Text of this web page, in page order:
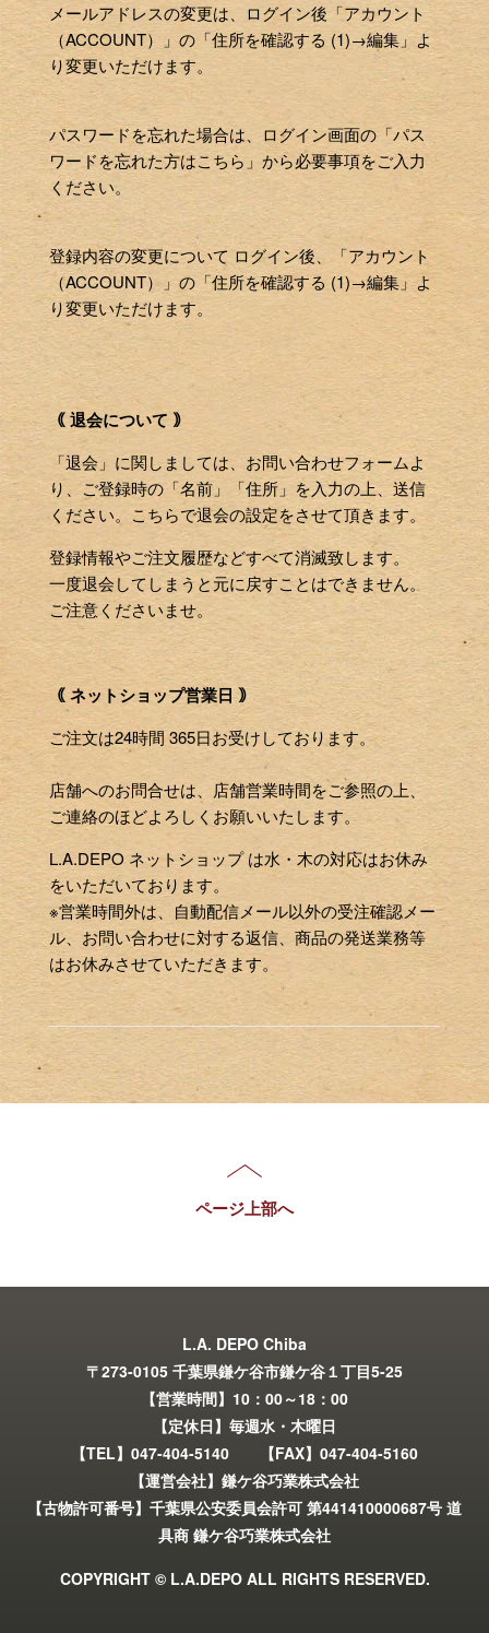
メールアドレスの変更は、ログイン後「アカウント
（ACCOUNT）」の「住所を確認する (1)→編集」よ
り変更いただけます。
パスワードを忘れた場合は、ログイン画面の「パス
ワードを忘れた方はこちら」から必要事項をご入力
ください。
登録内容の変更について ログイン後、「アカウント
（ACCOUNT）」の「住所を確認する (1)→編集」よ
り変更いただけます。
｟ 退会について ｠
「退会」に関しましては、お問い合わせフォームよ
り、ご登録時の「名前」「住所」を入力の上、送信
ください。こちらで退会の設定をさせて頂きます。
登録情報やご注文履歴などすべて消滅致します。
一度退会してしまうと元に戻すことはできません。
ご注意くださいませ。
｟ ネットショップ営業日 ｠
ご注文は24時間 365日お受けしております。
店舗へのお問合せは、店舗営業時間をご参照の上、
ご連絡のほどよろしくお願いいたします。
L.A.DEPO ネットショップ は水・木の対応はお休み
をいただいております。
※営業時間外は、自動配信メール以外の受注確認メー
ル、お問い合わせに対する返信、商品の発送業務等
はお休みさせていただきます。
ページ上部へ
L.A. DEPO Chiba
〒273-0105 千葉県鎌ケ谷市鎌ケ谷１丁目5-25
【営業時間】10：00～18：00
【定休日】毎週水・木曜日
【TEL】047-404-5140 【FAX】047-404-5160
【運営会社】鎌ケ谷巧業株式会社
【古物許可番号】千葉県公安委員会許可 第441410000687号 道
具商 鎌ケ谷巧業株式会社
COPYRIGHT © L.A.DEPO ALL RIGHTS RESERVED.